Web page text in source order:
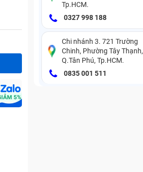
Tp.HCM.
0327 998 188
Chi nhánh 3. 721 Trường
Chinh, Phường Tây Thạnh,
Q.Tân Phú, Tp.HCM.
0835 001 511